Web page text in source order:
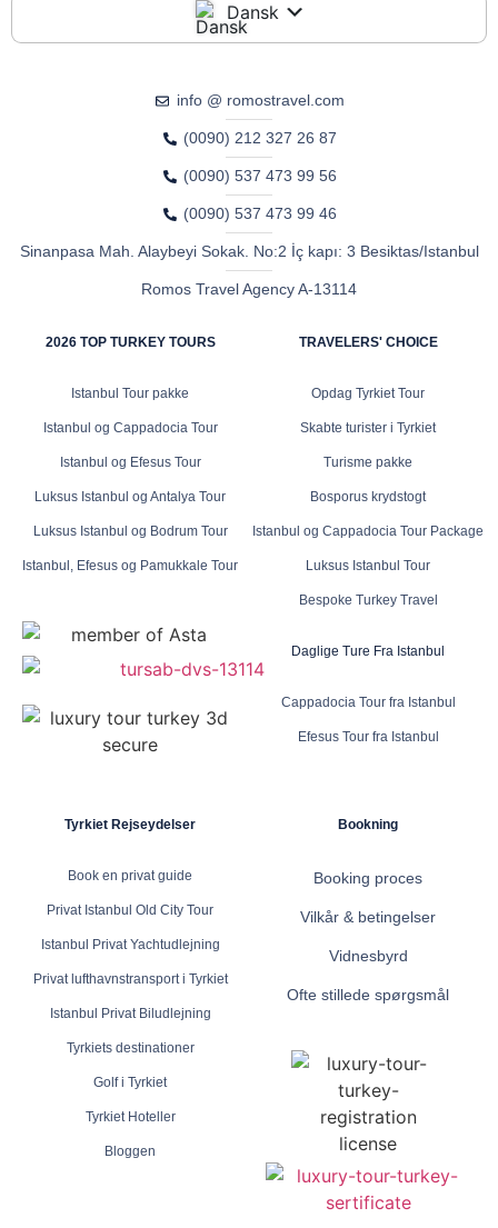
Dansk
info @ romostravel.com
(0090) 212 327 26 87
(0090) 537 473 99 56
(0090) 537 473 99 46
Sinanpasa Mah. Alaybeyi Sokak. No:2 İç kapı: 3 Besiktas/Istanbul
Romos Travel Agency A-13114
2026 TOP TURKEY TOURS
Istanbul Tour pakke
Istanbul og Cappadocia Tour
Istanbul og Efesus Tour
Luksus Istanbul og Antalya Tour
Luksus Istanbul og Bodrum Tour
Istanbul, Efesus og Pamukkale Tour
TRAVELERS' CHOICE
Opdag Tyrkiet Tour
Skabte turister i Tyrkiet
Turisme pakke
Bosporus krydstogt
Istanbul og Cappadocia Tour Package
Luksus Istanbul Tour
Bespoke Turkey Travel
Daglige Ture Fra Istanbul
Cappadocia Tour fra Istanbul
Efesus Tour fra Istanbul
Tyrkiet Rejseydelser
Book en privat guide
Privat Istanbul Old City Tour
Istanbul Privat Yachtudlejning
Privat lufthavnstransport i Tyrkiet
Istanbul Privat Biludlejning
Tyrkiets destinationer
Golf i Tyrkiet
Tyrkiet Hoteller
Bloggen
Bookning
Booking proces
Vilkår & betingelser
Vidnesbyrd
Ofte stillede spørgsmål